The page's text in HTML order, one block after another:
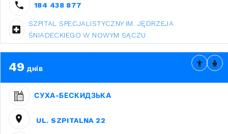
184 438 877
SZPITAL SPECJALISTYCZNY IM. JĘDRZEJA
ŚNIADECKIEGO W NOWYM SĄCZU
49 днів
СУХА-БЕСКИДЗЬКА
UL. SZPITALNA 22